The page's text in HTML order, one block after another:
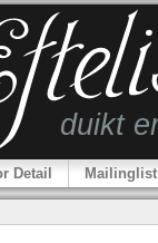
Detail Mailinglist